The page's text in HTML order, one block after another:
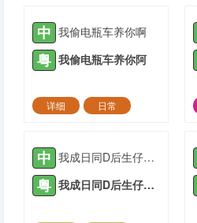
中 我偷电瓶车养你啊
粤 我偷电瓶车养你阿
详细
日常
中 我成日同D后生仔讲要成功唔好霖住一步登天
粤 我成日同D后生仔讲要成功唔好霖住一步登天